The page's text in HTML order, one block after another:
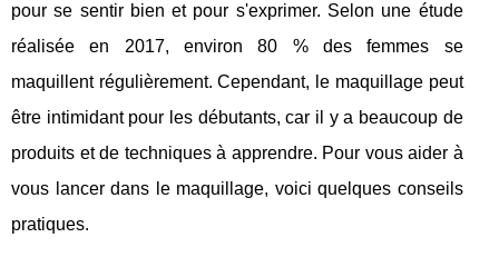
pour se sentir bien et pour s'exprimer. Selon une étude
réalisée en 2017, environ 80 % des femmes se
maquillent régulièrement. Cependant, le maquillage peut
être intimidant pour les débutants, car il y a beaucoup de
produits et de techniques à apprendre. Pour vous aider à
vous lancer dans le maquillage, voici quelques conseils
pratiques.